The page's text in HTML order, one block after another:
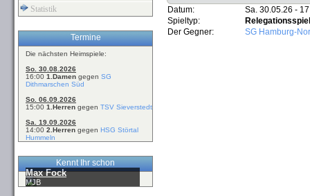
Statistik
Termine
Die nächsten Heimspiele:
So. 30.08.2026
16:00 1.Damen gegen SG
Dithmarschen Süd
So. 06.09.2026
15:00 1.Herren gegen TSV Sieverstedt
Sa. 19.09.2026
14:00 2.Herren gegen HSG Störtal
Hummeln
Kennt Ihr schon
Max Fock
MJB
Datum:
Sa. 30.05.26 -
Spieltyp:
Relegationsspiel
Der Gegner:
SG Hamburg-